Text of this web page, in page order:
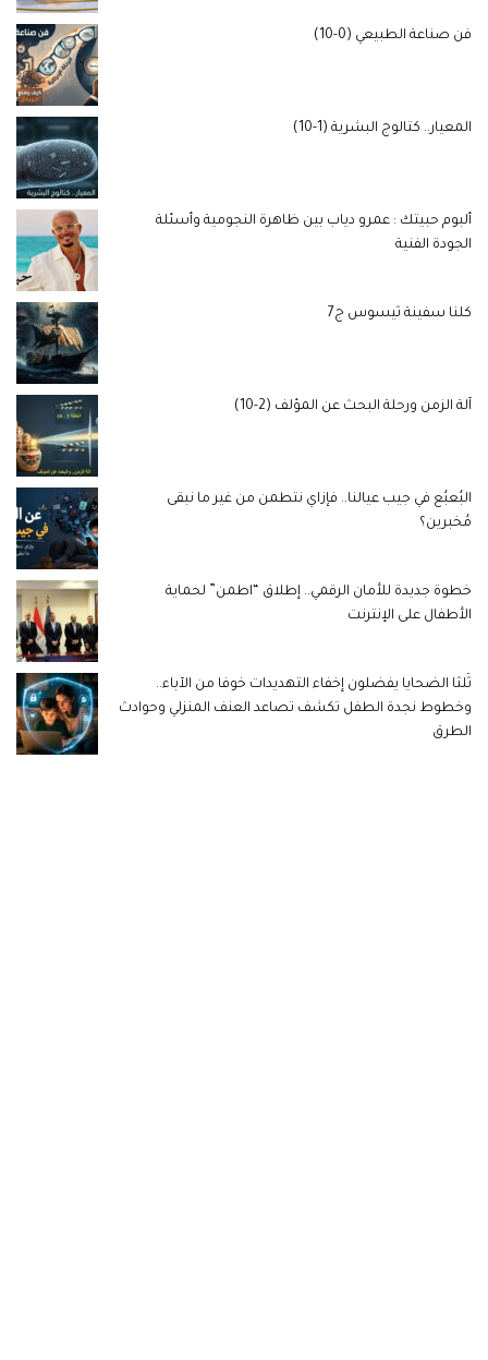
فن صناعة الطبيعي (0-10)
المعيار.. كتالوج البشرية (1-10)
ألبوم حبيتك : عمرو دياب بين ظاهرة النجومية وأسئلة
الجودة الفنية
كلنا سفينة ثيسوس ج7
آلة الزمن ورحلة البحث عن المؤلف (2-10)
البُعبُع في جيب عيالنا.. فإزاي نتطمن من غير ما نبقى
مُخبرين؟
خطوة جديدة للأمان الرقمي.. إطلاق “اطمن” لحماية
الأطفال على الإنترنت
ثُلثا الضحايا يفضلون إخفاء التهديدات خوفا من الآباء..
وخطوط نجدة الطفل تكشف تصاعد العنف المنزلي وحوادث
الطرق